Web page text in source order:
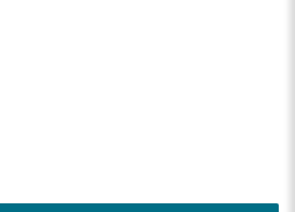
Media
19% Mehrwertsteuer.
beziehen sich auf die Verkäufe